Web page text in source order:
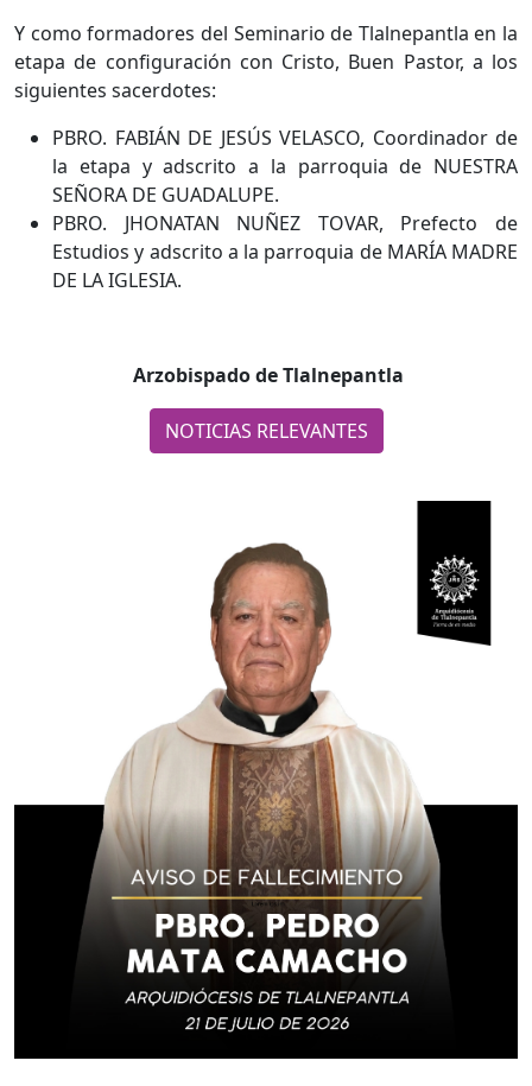
Y como formadores del Seminario de Tlalnepantla en la
etapa de configuración con Cristo, Buen Pastor, a los
siguientes sacerdotes:
PBRO. FABIÁN DE JESÚS VELASCO, Coordinador de
la etapa y adscrito a la parroquia de NUESTRA
SEÑORA DE GUADALUPE.
PBRO. JHONATAN NUÑEZ TOVAR, Prefecto de
Estudios y adscrito a la parroquia de MARÍA MADRE
DE LA IGLESIA.
Arzobispado de Tlalnepantla
NOTICIAS RELEVANTES